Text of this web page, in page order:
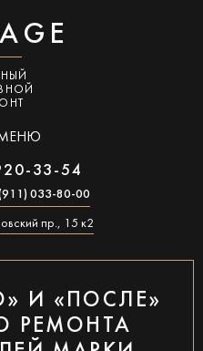
33-54
033-80-00
пр., 15 к2
И «ПОСЛЕ»
РЕМОНТА